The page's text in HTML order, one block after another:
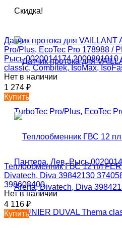
Скидка!
Датчик протока для VAILLANT
Pro/Plus, EcoTec Pro 178988 /
Рысь 0020014174 2000801910
classic, Combitek, IsoMax,
Нет в наличии
1 274 ₽
Купить
Теплообменник ГВС 12 пл
Divatech, Diva 39842130
398608400
Нет в наличии
4 116 ₽
Купить